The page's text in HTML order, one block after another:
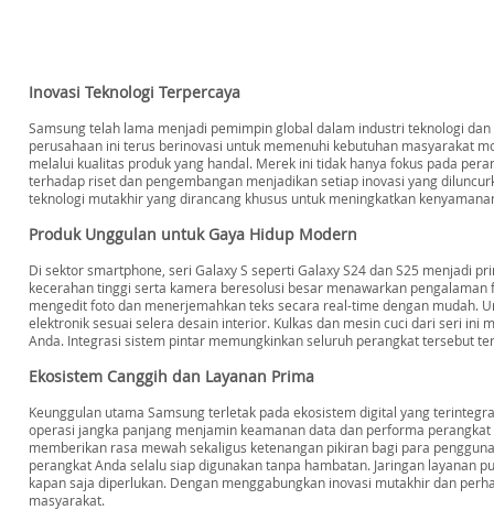
Inovasi Teknologi Terpercaya
Samsung telah lama menjadi pemimpin global dalam industri teknologi
perusahaan ini terus berinovasi untuk memenuhi kebutuhan masyarakat
melalui kualitas produk yang handal. Merek ini tidak hanya fokus pada
terhadap riset dan pengembangan menjadikan setiap inovasi yang
teknologi mutakhir yang dirancang khusus untuk meningkatkan
Produk Unggulan untuk Gaya Hidup Modern
Di sektor smartphone, seri Galaxy S seperti Galaxy S24 dan S25 menjadi
kecerahan tinggi serta kamera beresolusi besar menawarkan
mengedit foto dan menerjemahkan teks secara real-time dengan mudah.
elektronik sesuai selera desain interior. Kulkas dan mesin cuci dari seri
Anda. Integrasi sistem pintar memungkinkan seluruh perangkat tersebut
Ekosistem Canggih dan Layanan Prima
Keunggulan utama Samsung terletak pada ekosistem digital yang
operasi jangka panjang menjamin keamanan data dan performa
memberikan rasa mewah sekaligus ketenangan pikiran bagi para
perangkat Anda selalu siap digunakan tanpa hambatan. Jaringan layanan
kapan saja diperlukan. Dengan menggabungkan inovasi mutakhir dan
masyarakat.